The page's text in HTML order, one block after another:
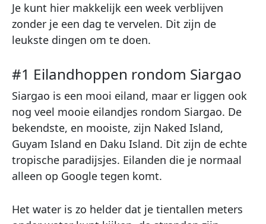
Je kunt hier makkelijk een week verblijven
zonder je een dag te vervelen. Dit zijn de
leukste dingen om te doen.
#1 Eilandhoppen rondom Siargao
Siargao is een mooi eiland, maar er liggen ook
nog veel mooie eilandjes rondom Siargao. De
bekendste, en mooiste, zijn Naked Island,
Guyam Island en Daku Island. Dit zijn de echte
tropische paradijsjes. Eilanden die je normaal
alleen op Google tegen komt.
Het water is zo helder dat je tientallen meters